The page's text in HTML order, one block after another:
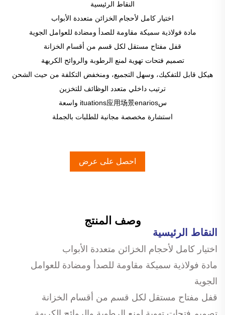
النقاط الرئيسية
اختيار كامل لأحجام الخزائن متعددة الأبواب
مادة فولاذية سميكة مقاومة للصدأ ومضادة للعوامل الجوية
قفل مفتاح مستقل لكل قسم من أقسام الخزانة
تصميم فتحات تهوية لمنع الرطوبة والروائح الكريهة
هيكل قابل للتفكيك، وسهل التجميع، ومنخفض التكلفة من حيث الشحن
ترتيب داخلي متعدد الوظائف للتخزين
سituations应用场景enarios واسعة
استشارة مخصصة مجانية للطلبات بالجملة
احصل على عرض
وصف المنتج
النقاط الرئيسية
اختيار كامل لأحجام الخزائن متعددة الأبواب
مادة فولاذية سميكة مقاومة للصدأ ومضادة للعوامل
الجوية
قفل مفتاح مستقل لكل قسم من أقسام الخزانة